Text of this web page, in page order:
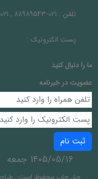
تلفن : 021-88989543 , 021-88961303
پست الکترونیک :
ما را دنبال کنيد
عضویت در خبرنامه
ثبت نام
1405/05/16 جمعه